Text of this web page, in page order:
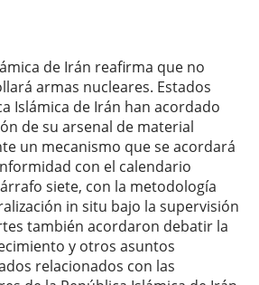
de Irán reafirma que no
armas nucleares. Estados
Islámica de Irán han acordado
de su arsenal de material
un mecanismo que se acordará
con el calendario
siete, con la metodología
in situ bajo la supervisión
también acordaron debatir la
y otros asuntos
relacionados con las